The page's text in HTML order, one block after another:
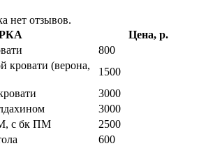
нет отзывов.
Цена, р.
800
кровати (верона,
1500
3000
3000
с бк ПМ
2500
600